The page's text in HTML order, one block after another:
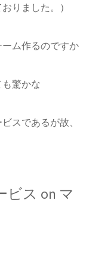
りました。）
ム作るのですか
驚かな
スであるが故、
ビス on マ